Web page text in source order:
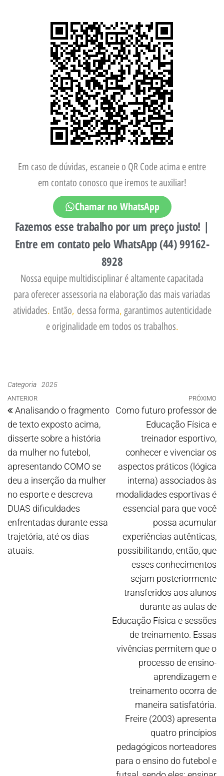
Em caso de dúvidas, escaneie o QR Code acima e entre
em contato conosco que iremos te auxiliar!
Chamar no WhatsApp
Fazemos esse trabalho por um preço justo! |
Entre em contato pelo WhatsApp (44) 99162-
8928
Nossa equipe multidisciplinar é altamente capacitada
para oferecer assessoria na elaboração das mais variadas
atividades. Então, dessa forma, garantimos autenticidade
e originalidade em todos os trabalhos.
Categoria 2025
ANTERIOR
Analisando o fragmento
de texto exposto acima,
disserte sobre a história
da mulher no futebol,
apresentando COMO se
deu a inserção da mulher
no esporte e descreva
DUAS dificuldades
enfrentadas durante essa
trajetória, até os dias
atuais.
PRÓXIMO
Como futuro professor de
Educação Física e
treinador esportivo,
conhecer e vivenciar os
aspectos práticos (lógica
interna) associados às
modalidades esportivas é
essencial para que você
possa acumular
experiências autênticas,
possibilitando, então, que
esses conhecimentos
sejam posteriormente
transferidos aos alunos
durante as aulas de
Educação Física e sessões
de treinamento. Essas
vivências permitem que o
processo de ensino-
aprendizagem e
treinamento ocorra de
maneira satisfatória.
Freire (2003) apresenta
quatro princípios
pedagógicos norteadores
para o ensino do futebol e